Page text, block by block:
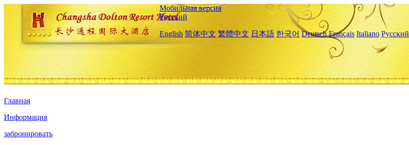
Мобильная версия
Русский
English 简体中文 繁體中文 日本語 한국어 Deutsch Français Italiano Русский
Главная
Информация
забронировать